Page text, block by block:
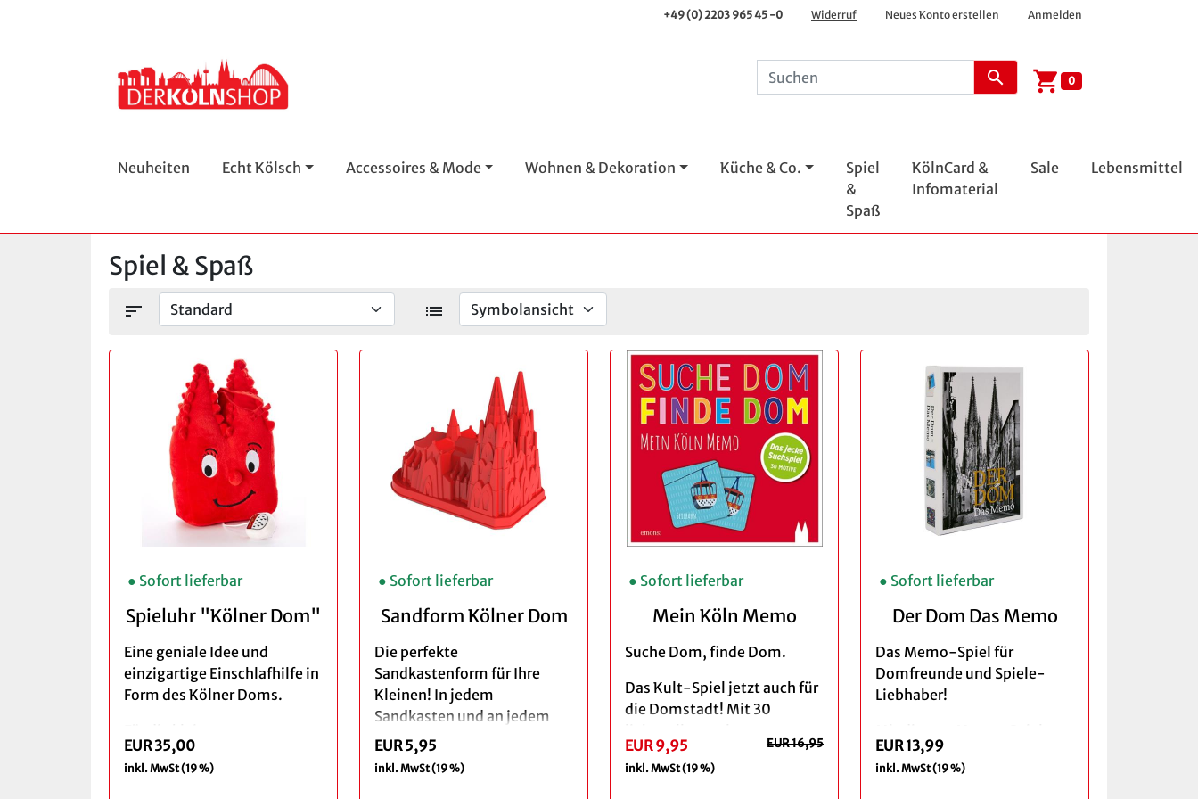
+49 (0) 2203 965 45 -0 Widerruf Neues Konto erstellen Anmelden
search shopping_cart 0
Neuheiten Echt Kölsch Accessoires & Mode Wohnen & Dekoration Küche & Co.
Spiel
&
Spaß
KölnCard &
Infomaterial
Sale Lebensmittel
Spiel & Spaß
sort list
● Sofort lieferbar
Spieluhr "Kölner Dom"
Eine geniale Idee und
einzigartige Einschlafhilfe in
Form des Kölner Doms.
Erdenbewohner gibt es eine
echt kölsche Alternative zu
EUR 35,00
inkl. MwSt (19 %)
● Sofort lieferbar
Sandform Kölner Dom
Die perfekte
Sandkastenform für Ihre
Kleinen! In jedem
Sandkasten und an jedem
Strand der Welt braucht man
nicht mehr auf den Kölner
EUR 5,95
inkl. MwSt (19 %)
● Sofort lieferbar
Mein Köln Memo
Suche Dom, finde Dom.
Das Kult-Spiel jetzt auch für
die Domstadt! Mit 30
Motiven. Das ideale
Geschenk für kleine und
EUR 9,95 EUR 16,95
inkl. MwSt (19 %)
● Sofort lieferbar
Der Dom Das Memo
Das Memo-Spiel für
Domfreunde und Spiele-
Liebhaber!
tauchen Jung und Alt in die
Schönheit der Mutterkirche
EUR 13,99
inkl. MwSt (19 %)